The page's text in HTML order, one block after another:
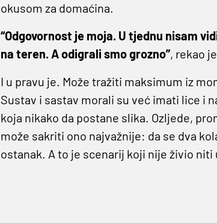
okusom za domaćina.
“Odgovornost je moja. U tjednu nisam
na teren. A odigrali smo grozno”, rekao
I u pravu je. Može tražiti maksimum iz
Sustav i sastav morali su već imati lice i
koja nikako da postane slika. Ozljede,
može sakriti ono najvažnije: da se dva
ostanak. A to je scenarij koji nije živio